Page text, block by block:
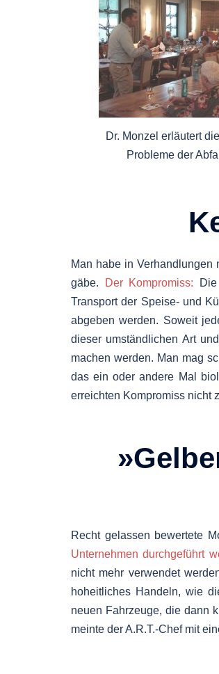
Dr. Monzel erläutert
Probleme der
Man habe in
gäbe.
Der Kompromiss:
Transport der Speise- und
abgeben werden. Soweit
dieser umständlichen Art
machen werden. Man mag
das ein oder andere Mal
erreichten Kompromiss nicht
Recht gelassen bewertete
Unternehmen durchgeführt
nicht mehr verwendet
hoheitliches Handeln, wie
neuen Fahrzeuge, die dann
meinte der A.R.T.-Chef mit